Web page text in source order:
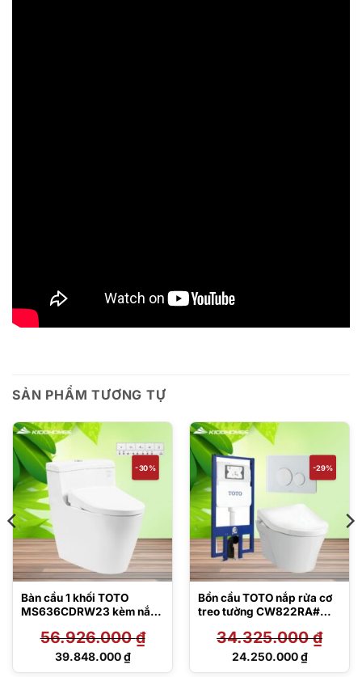
SẢN PHẨM TƯƠNG TỰ
-30%
Bàn cầu 1 khối TOTO
MS636CDRW23 kèm nắp
56.926.000₫
Giá
39.848.000₫
Giá
-29%
Bồn cầu TOTO nắp rửa cơ
treo tường CW822RA#W
MB176G#WH
34.325.000₫
Giá
24.250.000₫
Giá